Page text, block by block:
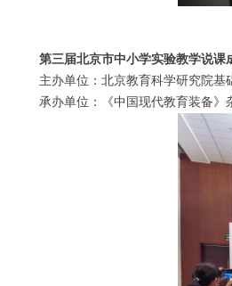
第三届北京市中小学实验教学说课
主办单位：北京教育科学研究院基
承办单位：《中国现代教育装备》